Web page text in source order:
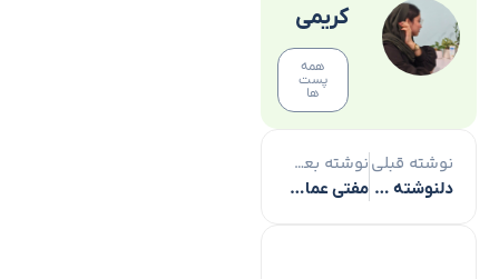
کریمی
همه
پست
ها
نوشته قبلی
دلنوشته فعالان قرآنی در واکنش به جنگ تحمیلی ۱۲ روزه + عکس
نوشته بعدی
مفتی عمان سکوت بین‌المللی نسبت به غزه را محکوم کرد